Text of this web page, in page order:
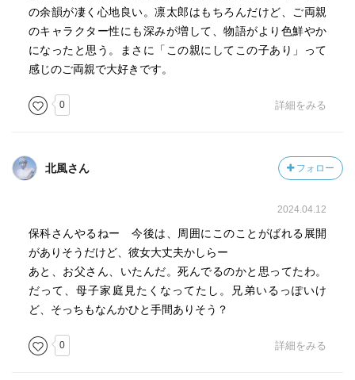
の余韻が凄く心地良い。凛太郎はもちろんだけど、ご両親
のキャラクター性にも深みが増して、物語がより色鮮やか
になったと思う。まさに「この親にしてこの子あり」って
感じのご両親で大好きです。
0 詳細をみる
北風さん フォロー
2024.04.12
保科さんやるねー 今後は、周囲にこのことがばれる展開
がありそうだけど、彼女大丈夫かしらー
あと、お父さん、いたんだ。死んでるのかと思ってたわ。
だって、母子家庭見たくなってたし。兄弟いるっぽいけ
ど、そっちもなんかひと手間ありそう？
0 詳細をみる